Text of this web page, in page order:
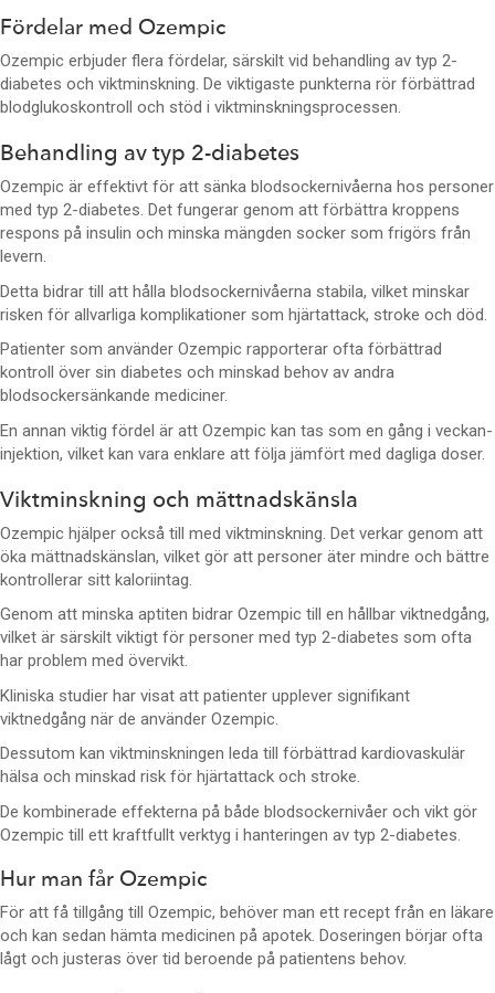
Fördelar med Ozempic
Ozempic erbjuder flera fördelar, särskilt vid behandling av typ 2-
diabetes och viktminskning. De viktigaste punkterna rör förbättrad
blodglukoskontroll och stöd i viktminskningsprocessen.
Behandling av typ 2-diabetes
Ozempic är effektivt för att sänka blodsockernivåerna hos personer
med typ 2-diabetes. Det fungerar genom att förbättra kroppens
respons på insulin och minska mängden socker som frigörs från
levern.
Detta bidrar till att hålla blodsockernivåerna stabila, vilket minskar
risken för allvarliga komplikationer som hjärtattack, stroke och död.
Patienter som använder Ozempic rapporterar ofta förbättrad
kontroll över sin diabetes och minskad behov av andra
blodsockersänkande mediciner.
En annan viktig fördel är att Ozempic kan tas som en gång i veckan-
injektion, vilket kan vara enklare att följa jämfört med dagliga doser.
Viktminskning och mättnadskänsla
Ozempic hjälper också till med viktminskning. Det verkar genom att
öka mättnadskänslan, vilket gör att personer äter mindre och bättre
kontrollerar sitt kaloriintag.
Genom att minska aptiten bidrar Ozempic till en hållbar viktnedgång,
vilket är särskilt viktigt för personer med typ 2-diabetes som ofta
har problem med övervikt.
Kliniska studier har visat att patienter upplever signifikant
viktnedgång när de använder Ozempic.
Dessutom kan viktminskningen leda till förbättrad kardiovaskulär
hälsa och minskad risk för hjärtattack och stroke.
De kombinerade effekterna på både blodsockernivåer och vikt gör
Ozempic till ett kraftfullt verktyg i hanteringen av typ 2-diabetes.
Hur man får Ozempic
För att få tillgång till Ozempic, behöver man ett recept från en läkare
och kan sedan hämta medicinen på apotek. Doseringen börjar ofta
lågt och justeras över tid beroende på patientens behov.